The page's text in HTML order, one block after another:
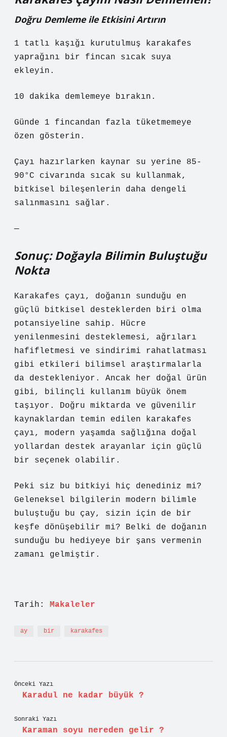
Doğru Demleme ile Etkisini Artırın
1 tatlı kaşığı kurutulmuş karakafes
yaprağını bir fincan sıcak suya
ekleyin.
10 dakika demlemeye bırakın.
Günde 1 fincandan fazla tüketmemeye
özen gösterin.
Çayı hazırlarken kaynar su yerine 85-
90°C civarında sıcak su kullanmak,
bitkisel bileşenlerin daha dengeli
salınmasını sağlar.
—
Sonuç: Doğayla Bilimin Buluştuğu
Nokta
Karakafes çayı, doğanın sunduğu en
güçlü bitkisel desteklerden biri olma
potansiyeline sahip. Hücre
yenilenmesini desteklemesi, ağrıları
hafifletmesi ve sindirimi rahatlatması
gibi etkileri bilimsel araştırmalarla
da destekleniyor. Ancak her doğal ürün
gibi, bilinçli kullanım büyük önem
taşıyor. Doğru miktarda ve güvenilir
kaynaklardan temin edilen karakafes
çayı, modern yaşamda sağlığına doğal
yollardan destek arayanlar için güçlü
bir seçenek olabilir.
Peki siz bu bitkiyi hiç denediniz mi?
Geleneksel bilgilerin modern bilimle
buluştuğu bu çay, sizin için de bir
keşfe dönüşebilir mi? Belki de doğanın
sunduğu bu hediyeye bir şans vermenin
zamanı gelmiştir.
Tarih: Makaleler
ay bir karakafes
Önceki Yazı
Karadul ne kadar büyük ?
Sonraki Yazı
Karaman soyu nereden gelir ?